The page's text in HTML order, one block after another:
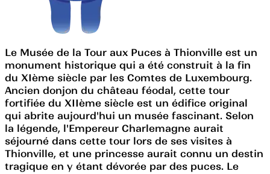
Le Musée de la Tour aux Puces à Thionville est un
monument historique qui a été construit à la fin
du XIème siècle par les Comtes de Luxembourg.
Ancien donjon du château féodal, cette tour
fortifiée du XIIème siècle est un édifice original
qui abrite aujourd'hui un musée fascinant. Selon
la légende, l'Empereur Charlemagne aurait
séjourné dans cette tour lors de ses visites à
Thionville, et une princesse aurait connu un destin
tragique en y étant dévorée par des puces. Le